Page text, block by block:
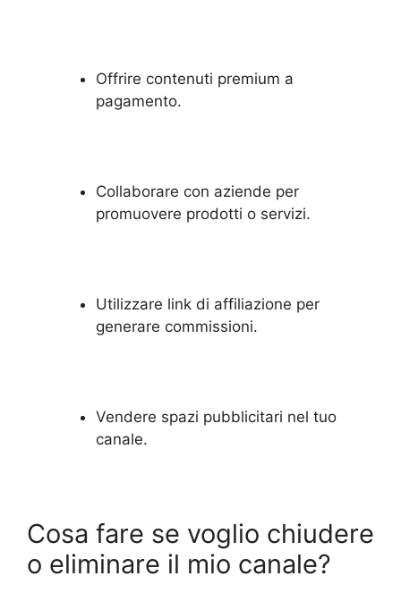
Offrire contenuti premium a
pagamento.
Collaborare con aziende per
promuovere prodotti o servizi.
Utilizzare link di affiliazione per
generare commissioni.
Vendere spazi pubblicitari nel tuo
canale.
Cosa fare se voglio chiudere
o eliminare il mio canale?